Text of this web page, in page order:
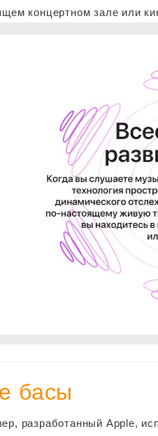
концертном зале или
басы
разработанный Apple,